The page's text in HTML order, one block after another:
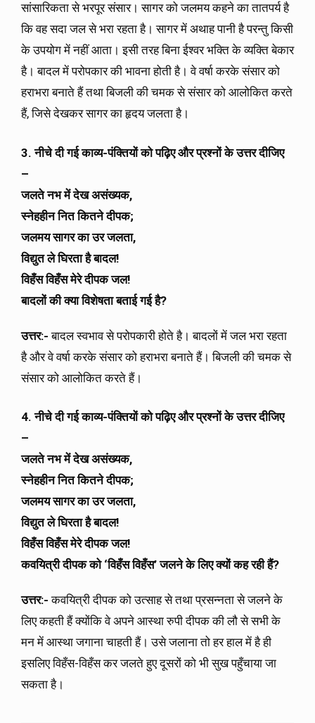
सांसारिकता से भरपूर संसार। सागर को जलमय कहने का तातपर्य है
कि वह सदा जल से भरा रहता है। सागर में अथाह पानी है परन्तु किसी
के उपयोग में नहीं आता। इसी तरह बिना ईश्वर भक्ति के व्यक्ति बेकार
है। बादल में परोपकार की भावना होती है। वे वर्षा करके संसार को
हराभरा बनाते हैं तथा बिजली की चमक से संसार को आलोकित करते
हैं, जिसे देखकर सागर का हृदय जलता है।
3. नीचे दी गई काव्य-पंक्तियों को पढ़िए और प्रश्नों के उत्तर दीजिए
–
जलते नभ में देख असंख्यक,
स्नेहहीन नित कितने दीपक;
जलमय सागर का उर जलता,
विद्युत ले घिरता है बादल!
विहँस विहँस मेरे दीपक जल!
बादलों की क्या विशेषता बताई गई है?
उत्तर:-बादल स्वभाव से परोपकारी होते है। बादलों में जल भरा रहता
है और वे वर्षा करके संसार को हराभरा बनाते हैं। बिजली की चमक से
संसार को आलोकित करते हैं।
4. नीचे दी गई काव्य-पंक्तियों को पढ़िए और प्रश्नों के उत्तर दीजिए
–
जलते नभ में देख असंख्यक,
स्नेहहीन नित कितने दीपक;
जलमय सागर का उर जलता,
विद्युत ले घिरता है बादल!
विहँस विहँस मेरे दीपक जल!
कवयित्री दीपक को ‘विहँस विहँस’ जलने के लिए क्यों कह रही हैं?
उत्तर:-कवयित्री दीपक को उत्साह से तथा प्रसन्नता से जलने के
लिए कहती हैं क्योंकि वे अपने आस्था रुपी दीपक की लौ से सभी के
मन में आस्था जगाना चाहती हैं। उसे जलाना तो हर हाल में है ही
इसलिए विहँस-विहँस कर जलते हुए दूसरों को भी सुख पहुँचाया जा
सकता है।